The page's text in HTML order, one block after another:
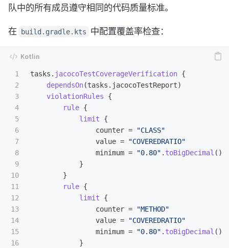
队中的所有成员遵守相同的代码质量标准。
在 build.gradle.kts 中配置覆盖率检查：
1
2
3
4
5
6
7
8
9
10
11
12
13
14
15
16
tasks . jacocoTestCoverageVerification {
dependsOn(tasks . jacocoTestReport)
violationRules
{
rule {
limit
{
counter =
"CLASS"
value =
"COVEREDRATIO"
minimum = "0.80" . toBigDecimal ()
}
}
rule {
limit
{
counter =
"METHOD"
value =
"COVEREDRATIO"
minimum = "0.80" . toBigDecimal ()
}